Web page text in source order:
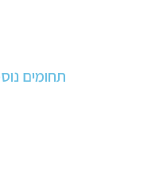
תחומים